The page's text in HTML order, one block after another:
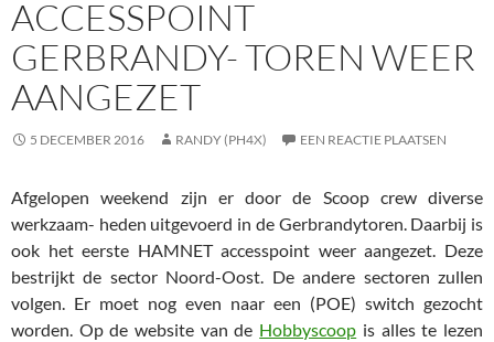
ACCESSPOINT
GERBRANDY- TOREN WEER
AANGEZET
5 DECEMBER 2016 RANDY (PH4X) EEN REACTIE PLAATSEN
Afgelopen weekend zijn er door de Scoop crew diverse
werkzaam- heden uitgevoerd in de Gerbrandytoren. Daarbij is
ook het eerste HAMNET accesspoint weer aangezet. Deze
bestrijkt de sector Noord-Oost. De andere sectoren zullen
volgen. Er moet nog even naar een (POE) switch gezocht
worden. Op de website van de Hobbyscoop is alles te lezen